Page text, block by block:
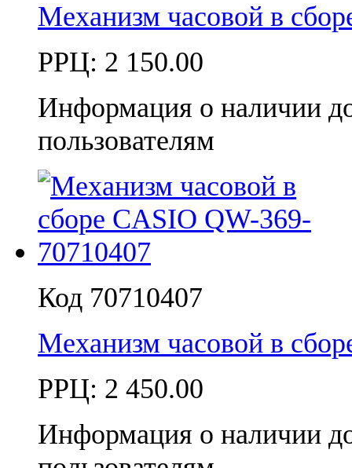
Механизм часовой в
РРЦ: 2 150.00
Информация о наличии
пользователям
Код 70710407
Механизм часовой в
РРЦ: 2 450.00
Информация о наличии